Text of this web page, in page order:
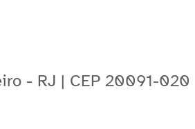
- RJ | CEP 20091-020